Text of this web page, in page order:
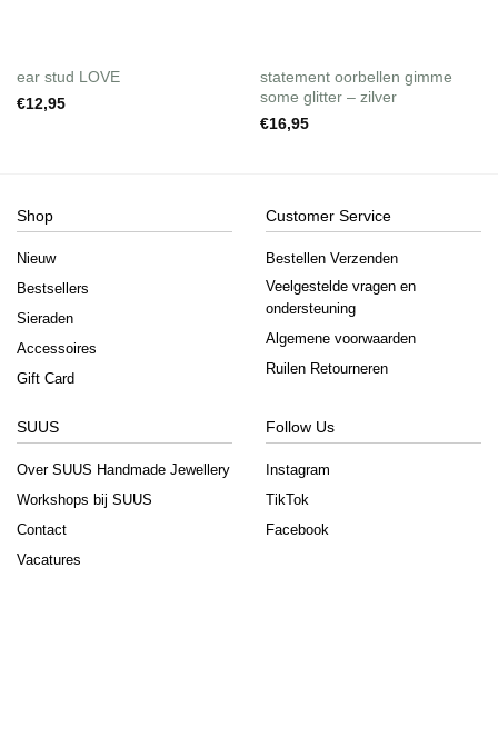
ear stud LOVE
€12,95
statement oorbellen gimme
some glitter – zilver
€16,95
Shop
Nieuw
Bestsellers
Sieraden
Accessoires
Gift Card
Customer Service
Bestellen Verzenden
Veelgestelde vragen en
ondersteuning
Algemene voorwaarden
Ruilen Retourneren
SUUS
Over SUUS Handmade Jewellery
Workshops bij SUUS
Contact
Vacatures
Follow Us
Instagram
TikTok
Facebook